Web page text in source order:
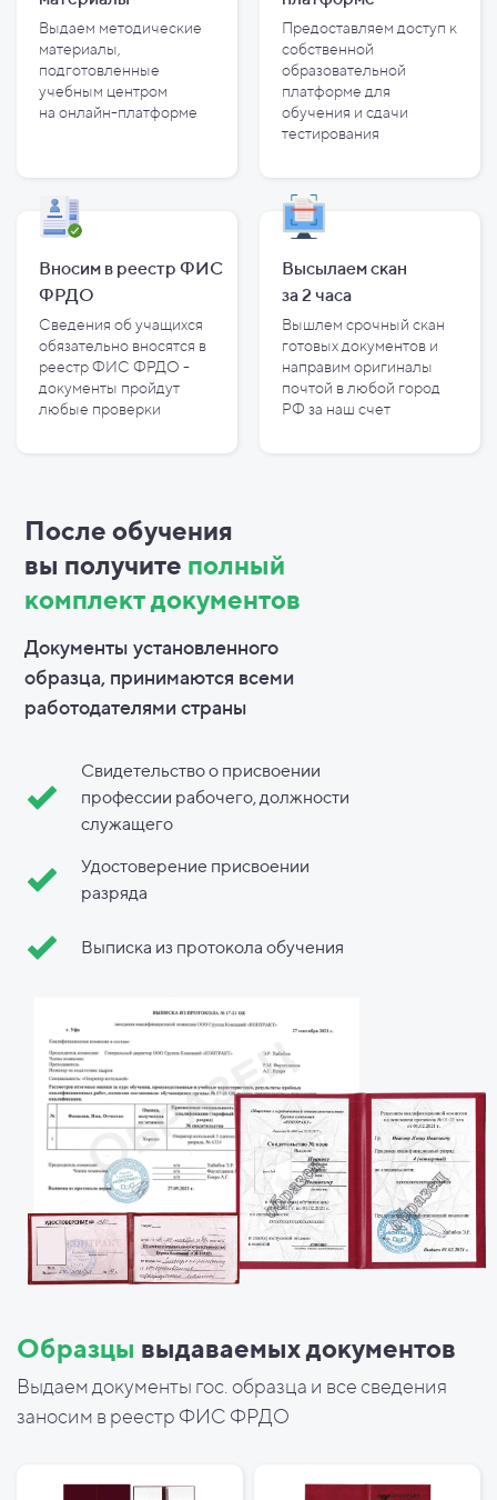
Выдаем методические
материалы,
подготовленные
учебным центром
на онлайн-платформе
Предоставляем доступ к
собственной
образовательной
платформе для
обучения и сдачи
тестирования
Вносим в реестр ФИС
ФРДО
Сведения об учащихся
обязательно вносятся в
реестр ФИС ФРДО -
документы пройдут
любые проверки
Высылаем скан
за2 часа
Вышлем срочный скан
готовых документов и
направим оригиналы
почтой в любой город
РФ за наш счет
После обучения
вы получите полный
комплект документов
Документы установленного
образца, принимаются всеми
работодателями страны
Свидетельство о присвоении
профессии рабочего, должности
служащего
Удостоверение присвоении
разряда
Выписка из протокола обучения
Образцы выдаваемых документов
Выдаем документы гос. образца и все сведения
заносим в реестр ФИС ФРДО